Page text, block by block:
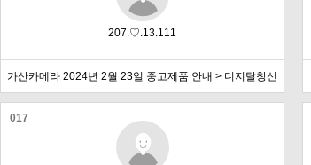
207.♡.13.111
가산카메라 2024년 2월 23일 중고제품 안내 > 디지탈창신
017